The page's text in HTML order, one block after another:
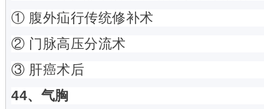
① 腹外疝行传统修补术
② 门脉高压分流术
③ 肝癌术后
44、气胸